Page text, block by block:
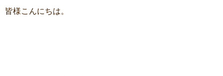
皆様こんにちは。